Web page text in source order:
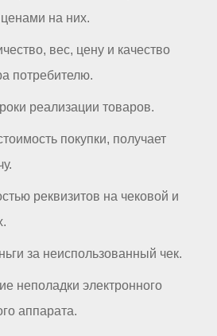
на них.
вес, цену и качество
потребителю.
реализации товаров.
покупки, получает
реквизитов на чековой и
за неиспользованный чек.
неполадки электронного
аппарата.